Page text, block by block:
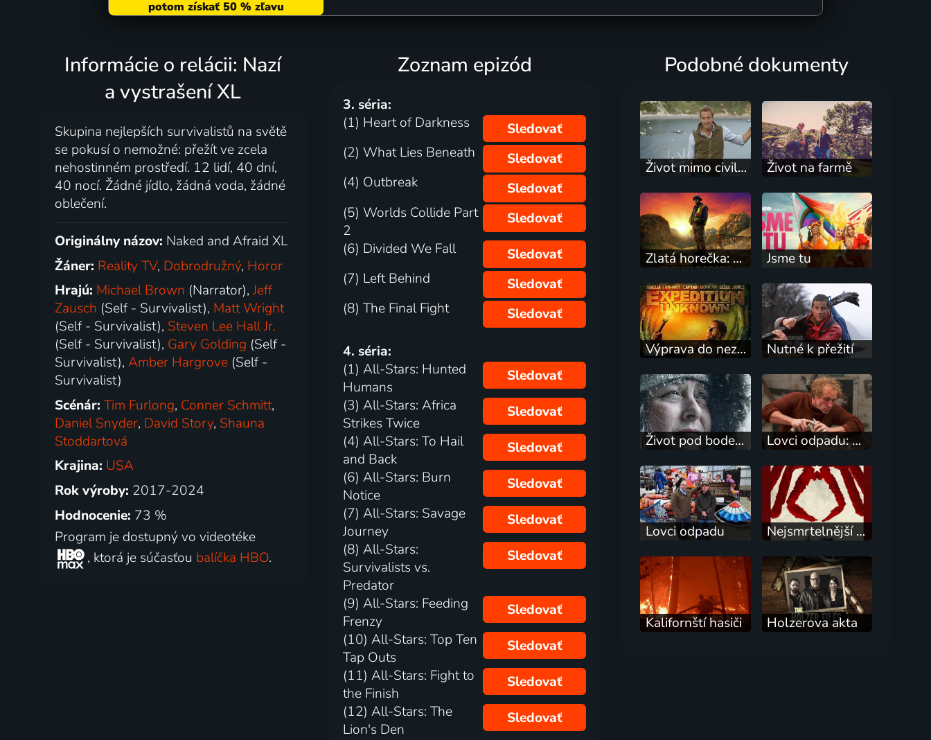
Informácie o relácii: Nazí
a vystrašení XL
Skupina nejlepších survivalistů na světě
se pokusí o nemožné: přežít ve zcela
nehostinném prostředí. 12 lidí, 40 dní,
40 nocí. Žádné jídlo, žádná voda, žádné
oblečení.
Originálny názov: Naked and Afraid XL
Žáner: Reality TV, Dobrodružný, Horor
Hrajú: Michael Brown (Narrator),Jeff
Zausch (Self - Survivalist), Matt Wright
(Self - Survivalist), Steven Lee Hall Jr.
(Self - Survivalist), Gary Golding (Self -
Survivalist),Amber Hargrove (Self -
Survivalist)
Scénár:Tim Furlong, Conner Schmitt,
Daniel Snyder, David Story, Shauna
Stoddartová
Krajina: USA
Rok výroby: 2017-2024
Hodnocenie: 73 %
Program je dostupný vo videotéke
, ktorá je súčasťou balíčka HBO.
Zoznam epizód
3. séria:
(1) Heart of Darkness
Sledovať
(2) What Lies Beneath
Sledovať
(4) Outbreak
Sledovať
(5) Worlds Collide Part
2
Sledovať
(6) Divided We Fall
Sledovať
(7) Left Behind
Sledovať
(8) The Final Fight
Sledovať
4. séria:
(1) All-Stars: Hunted
Humans
Sledovať
(3) All-Stars: Africa
Strikes Twice
Sledovať
(4) All-Stars: To Hail
and Back
Sledovať
(6) All-Stars: Burn
Notice
Sledovať
(7) All-Stars: Savage
Journey
Sledovať
(8) All-Stars:
Survivalists vs.
Predator
Sledovať
(9) All-Stars: Feeding
Frenzy
Sledovať
(10) All-Stars: Top Ten
Tap Outs
Sledovať
(11) All-Stars: Fight to
the Finish
Sledovať
(12) All-Stars: The
Lion's Den
Sledovať
Podobné dokumenty
Život mimo civilizace s Benem Foglem Život na farmě
Zlatá horečka: Freddy Dodge zachraňuje zlaté doly Jsme tu
Výprava do neznáma Nutné k přežití
Život pod bodem mrazu Lovci odpadu: Restaurátoři
Lovci odpadu Nejsmrtelnější úlovek
Kalifornští hasiči Holzerova akta